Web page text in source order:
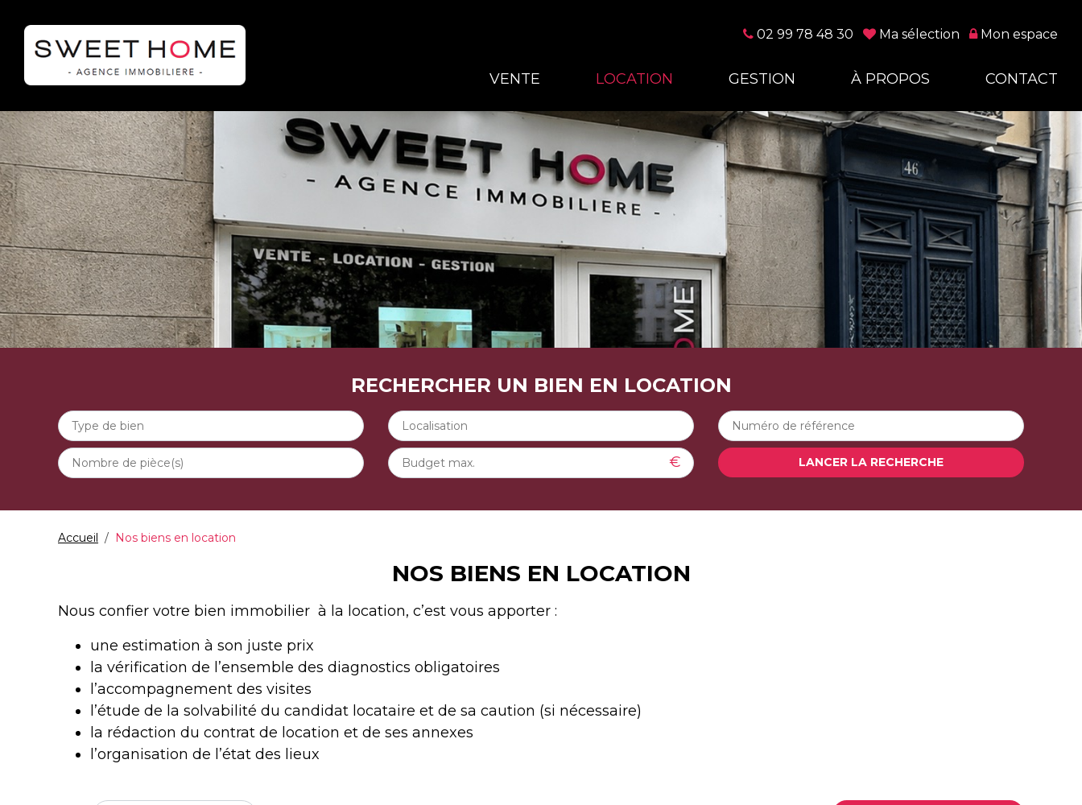
02 99 78 48 30 Ma sélection Mon espace
VENTE LOCATION GESTION À PROPOS CONTACT
RECHERCHER UN BIEN EN LOCATION
€ LANCER LA RECHERCHE
Accueil Nos biens en location
NOS BIENS EN LOCATION
Nous confier votre bien immobilier à la location, c’est vous apporter :
une estimation à son juste prix
la vérification de l’ensemble des diagnostics obligatoires
l’accompagnement des visites
l’étude de la solvabilité du candidat locataire et de sa caution (si nécessaire)
la rédaction du contrat de location et de ses annexes
l’organisation de l’état des lieux
VENTE
LOCATION
GESTION
À PROPOS
CONTACT